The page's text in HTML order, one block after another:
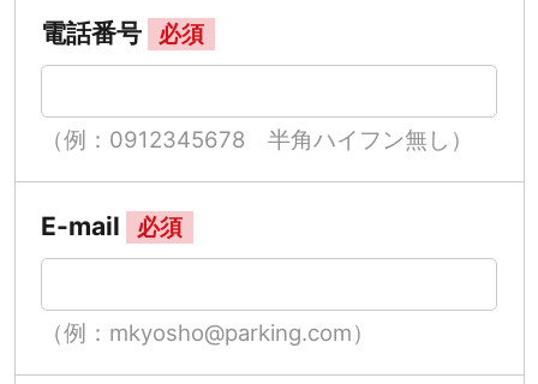
電話番号 必須
（例：0912345678 半角ハイフン無し）
E-mail 必須
（例：mkyosho@parking.com）